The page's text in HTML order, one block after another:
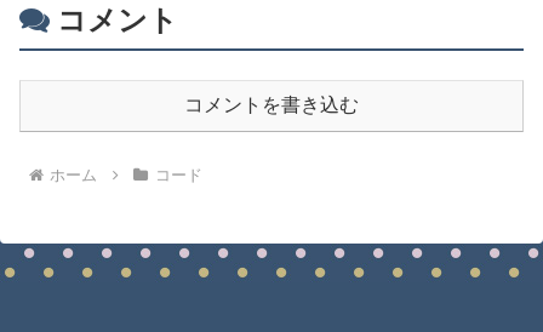
コメント
コメントを書き込む
ホーム コード